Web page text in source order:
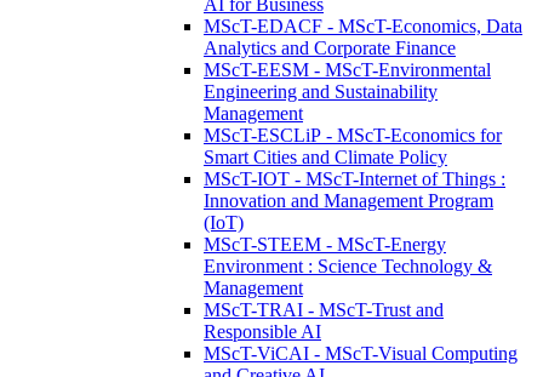
AI for Business
MScT-EDACF - MScT-Economics, Data
Analytics and Corporate Finance
MScT-EESM - MScT-Environmental
Engineering and Sustainability
Management
MScT-ESCLiP - MScT-Economics for
Smart Cities and Climate Policy
MScT-IOT - MScT-Internet of Things :
Innovation and Management Program
(IoT)
MScT-STEEM - MScT-Energy
Environment : Science Technology &
Management
MScT-TRAI - MScT-Trust and
Responsible AI
MScT-ViCAI - MScT-Visual Computing